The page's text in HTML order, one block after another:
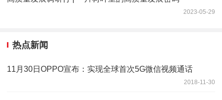
2023-05-29
热点新闻
11月30日OPPO宣布：实现全球首次5G微信视频通话
2018-11-30